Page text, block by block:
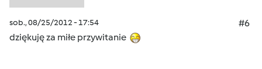
sob., 08/25/2012 - 17:54
#6
dziękuję za miłe przywitanie